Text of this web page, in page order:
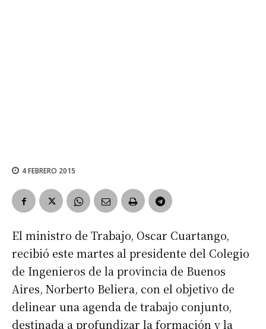
4 FEBRERO 2015
El ministro de Trabajo, Oscar Cuartango,
recibió este martes al presidente del Colegio
de Ingenieros de la provincia de Buenos
Aires, Norberto Beliera, con el objetivo de
delinear una agenda de trabajo conjunto,
destinada a profundizar la formación y la